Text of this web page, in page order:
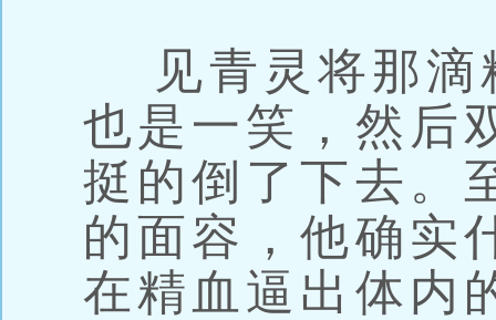
见青灵将那滴
也是一笑，然后
挺的倒了下去。
的面容，他确实
在精血逼出体内